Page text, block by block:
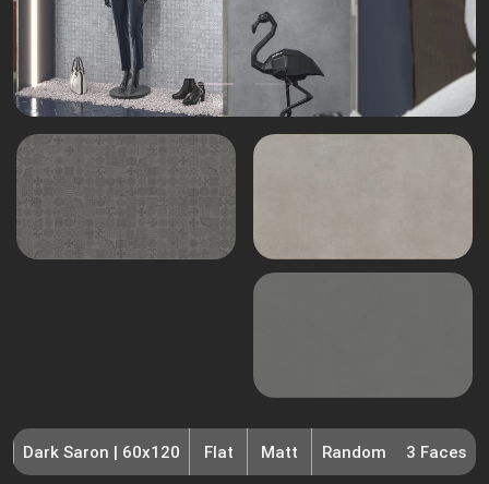
3 Faces
Random
Matt
Flat
Dark Saron | 60x120